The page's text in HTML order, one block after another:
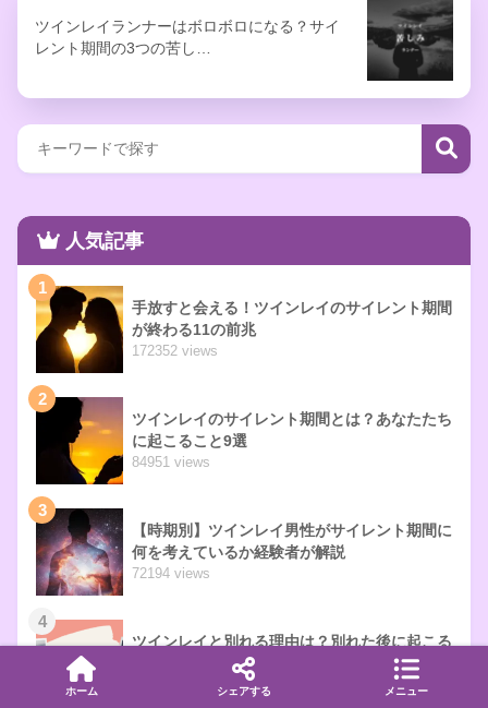
ツインレイランナーはボロボロになる？サイ
レント期間の3つの苦し…
人気記事
1
手放すと会える！ツインレイのサイレント期間
が終わる11の前兆
172352 views
2
ツインレイのサイレント期間とは？あなたたち
に起こること9選
84951 views
3
【時期別】ツインレイ男性がサイレント期間に
何を考えているか経験者が解説
72194 views
4
ツインレイと別れる理由は？別れた後に起こる
ホーム シェアする メニュー